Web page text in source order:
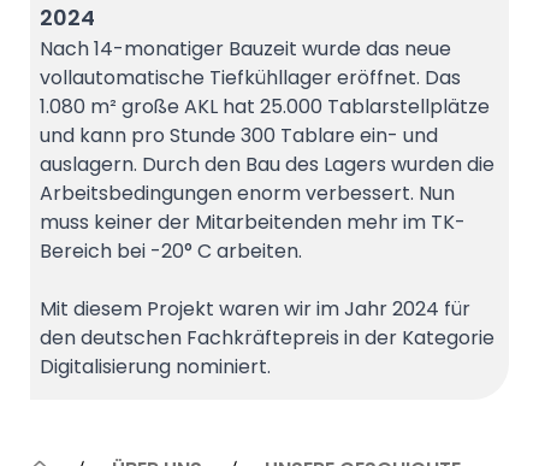
2024
Nach 14-monatiger Bauzeit wurde das neue
vollautomatische Tiefkühllager eröffnet. Das
1.080 m² große AKL hat 25.000 Tablarstellplätze
und kann pro Stunde 300 Tablare ein- und
auslagern. Durch den Bau des Lagers wurden die
Arbeitsbedingungen enorm verbessert. Nun
muss keiner der Mitarbeitenden mehr im TK-
Bereich bei -20° C arbeiten.
Mit diesem Projekt waren wir im Jahr 2024 für
den deutschen Fachkräftepreis in der Kategorie
Digitalisierung nominiert.